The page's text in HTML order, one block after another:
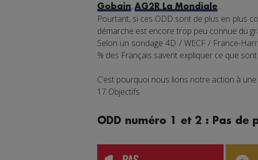
Gobain, AG2R La Mondiale...
Pourtant, si ces ODD sont de plus en plus
démarche est encore trop peu connue du
Selon un sondage 4D / WECF / France-
% des Français savent expliquer ce que
C’est pourquoi nous lions notre action à
17 Objectifs.
ODD numéro 1 et 2 : Pas